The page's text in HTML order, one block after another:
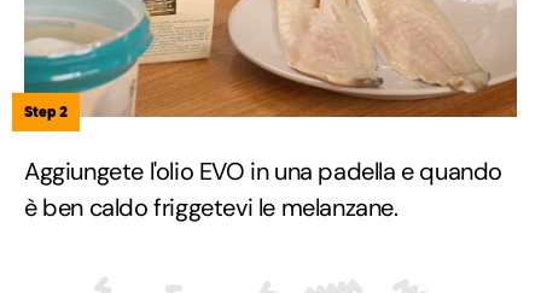
Step 2
Aggiungete l'olio EVO in una padella e quando
è ben caldo friggetevi le melanzane.